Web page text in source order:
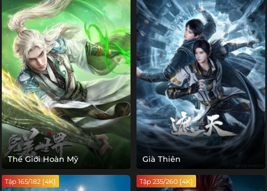
Thế Giới Hoàn Mỹ Già Thiên
Tập 165/182 [4K] Tập 235/260 [4K]